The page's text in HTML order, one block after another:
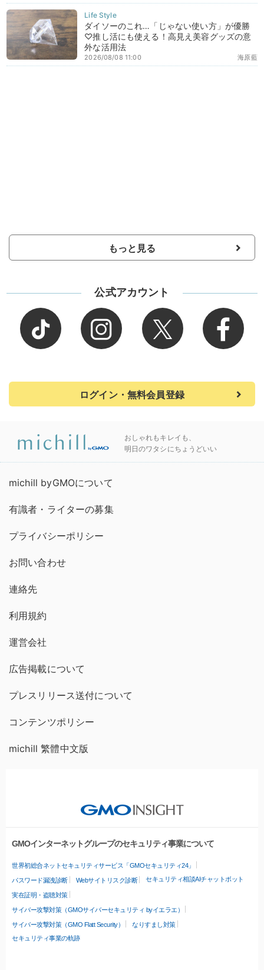
ダイソーのこれ…「じゃない使い方」が優勝
♡推し活にも使える！高見え美容グッズの意
外な活用法
海原藍
2026/08/08 11:00
もっと見る
公式アカウント
ログイン・無料会員登録
おしゃれもキレイも、
明日のワタシにちょうどいい
michill byGMOについて
有識者・ライターの募集
プライバシーポリシー
お問い合わせ
連絡先
利用規約
運営会社
広告掲載について
プレスリリース送付について
コンテンツポリシー
michill 繁體中文版
GMOインターネットグループのセキュリティ事業について
世界初総合ネットセキュリティサービス「GMOセキュリティ24」
パスワード漏洩診断 Webサイトリスク診断 セキュリティ相談AIチャットボット
実在証明・盗聴対策
サイバー攻撃対策（GMOサイバーセキュリティ byイエラエ）
サイバー攻撃対策（GMO Flatt Security）
なりすまし対策
セキュリティ事業の軌跡